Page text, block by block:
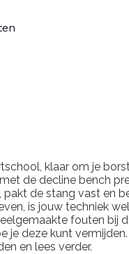
klaar om je
de decline bench
pakt de stang vast en
is jouw techniek
fouten bij
je deze kunt
en lees verder.